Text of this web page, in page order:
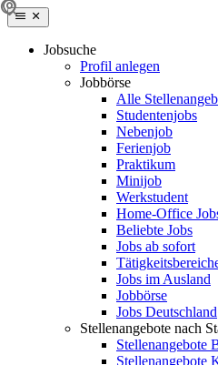
Jobsuche
Profil anlegen
Jobbörse
Alle
Studentenjobs
Nebenjob
Ferienjob
Praktikum
Minijob
Werkstudent
Home-Office
Beliebte Jobs
Jobs ab sofort
Jobs im Ausland
Jobbörse
Jobs Deutschland
Stellenangebote nach
Stellenangebote
Stellenangebote